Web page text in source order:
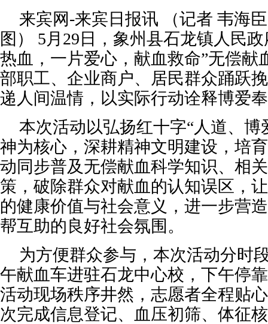
来宾网-来宾日报讯 （记者 韦海
图） 5月29日，象州县石龙镇人民
热血，一片爱心，献血救命”无偿献
部职工、企业商户、居民群众踊跃
递人间温情，以实际行动诠释博爱
本次活动以弘扬红十字“人道、博
神为核心，深耕精神文明建设，培
动同步普及无偿献血科学知识、相
策，破除群众对献血的认知误区，
的健康价值与社会意义，进一步营
帮互助的良好社会氛围。
为方便群众参与，本次活动分时
午献血车进驻石龙中心校，下午停
活动现场秩序井然，志愿者全程贴
次完成信息登记、血压初筛、体征